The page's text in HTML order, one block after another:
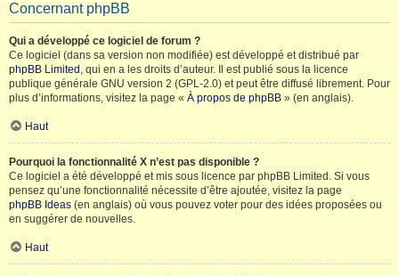
Concernant phpBB
Qui a développé ce logiciel de forum ?
Ce logiciel (dans sa version non modifiée) est développé et distribué par
phpBB Limited , qui en a les droits d’auteur. Il est publié sous la licence
publique générale GNU version 2 (GPL-2.0) et peut être diffusé librement. Pour
plus d’informations, visitez la page « À propos de phpBB » (en anglais).
Haut
Pourquoi la fonctionnalité X n’est pas disponible ?
Ce logiciel a été développé et mis sous licence par phpBB Limited. Si vous
pensez qu’une fonctionnalité nécessite d’être ajoutée, visitez la page
phpBB Ideas (en anglais) où vous pouvez voter pour des idées proposées ou
en suggérer de nouvelles.
Haut